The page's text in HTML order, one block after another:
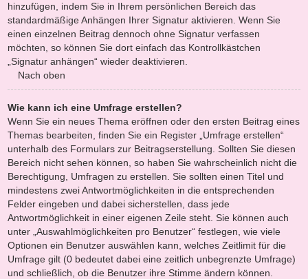
hinzufügen, indem Sie in Ihrem persönlichen Bereich das
standardmäßige Anhängen Ihrer Signatur aktivieren. Wenn Sie
einen einzelnen Beitrag dennoch ohne Signatur verfassen
möchten, so können Sie dort einfach das Kontrollkästchen
„Signatur anhängen“ wieder deaktivieren.
Nach oben
Wie kann ich eine Umfrage erstellen?
Wenn Sie ein neues Thema eröffnen oder den ersten Beitrag eines
Themas bearbeiten, finden Sie ein Register „Umfrage erstellen“
unterhalb des Formulars zur Beitragserstellung. Sollten Sie diesen
Bereich nicht sehen können, so haben Sie wahrscheinlich nicht die
Berechtigung, Umfragen zu erstellen. Sie sollten einen Titel und
mindestens zwei Antwortmöglichkeiten in die entsprechenden
Felder eingeben und dabei sicherstellen, dass jede
Antwortmöglichkeit in einer eigenen Zeile steht. Sie können auch
unter „Auswahlmöglichkeiten pro Benutzer“ festlegen, wie viele
Optionen ein Benutzer auswählen kann, welches Zeitlimit für die
Umfrage gilt (0 bedeutet dabei eine zeitlich unbegrenzte Umfrage)
und schließlich, ob die Benutzer ihre Stimme ändern können.